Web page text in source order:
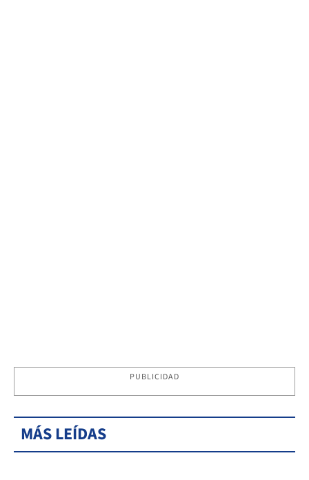
PUBLICIDAD
MÁS LEÍDAS